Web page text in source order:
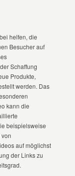
helfen, die
Besucher auf
Schaffung
Produkte,
werden. Das
kann die
beispielsweise
auf möglichst
der Links zu